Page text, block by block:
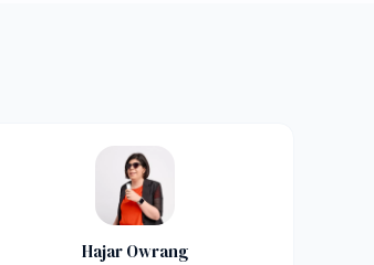
Hajar Owrang